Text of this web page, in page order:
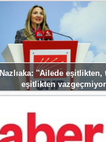
Nazlıaka: ''Ailede eşitlikten,
eşitlikten